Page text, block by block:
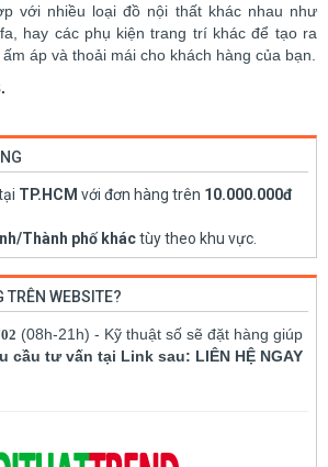
với nhiều loại đồ nội thất khác nhau như
hay các phụ kiện trang trí khác để tạo ra
áp và thoải mái cho khách hàng của bạn.
TP.HCM với đơn hàng trên 10.000.000đ
Thành phố kháctùy theo khu vực.
TRÊN WEBSITE?
(08h-21h) - Kỹ thuật số sẽ đặt hàng giúp
cầu tư vấn tại Link sau: LIÊN HỆ NGAY